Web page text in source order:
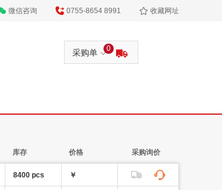
微信咨询 0755-8654 8991 收藏网址
采购单 0
库存 价格 采购询价
8400 pcs ￥